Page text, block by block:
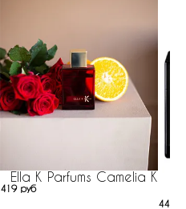
Ella K Parfums Camelia K
419 руб
44